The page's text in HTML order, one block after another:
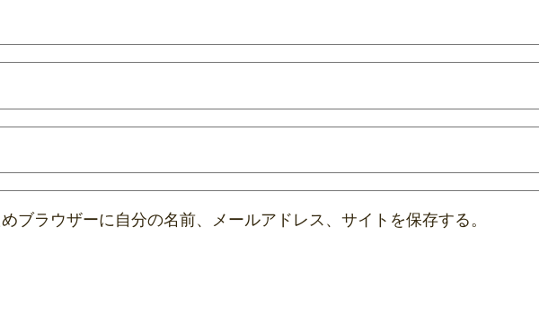
ブラウザーに自分の名前、メールアドレス、サイトを保存する。